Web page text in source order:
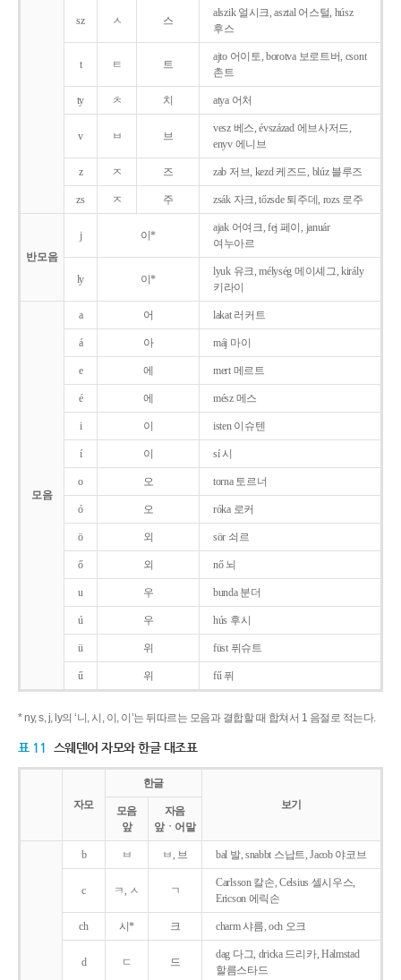
sz ㅅ 스
alszik 얼시크, asztal 어스털, húsz
후스
t ㅌ 트
ajto 어이토, borotva 보로트버, csont
촌트
ty ㅊ 치 atya 어처
v ㅂ 브
vesz 베스, évszázad 에브사저드,
enyv 에니브
z ㅈ 즈 zab 저브, kezd 케즈드, blúz 블루즈
zs ㅈ 주 zsák 자크, tőzsde 퇴주데, rozs 로주
반모음
j 이*
ajak 어여크, fej 페이, január
여누아르
ly 이*
lyuk 유크, mélység 메이셰그, király
키라이
모음
a 어 lakat 러커트
á 아 máj 마이
e 에 mert 메르트
é 에 mész 메스
i 이 isten 이슈텐
í 이 sí 시
o 오 torna 토르너
ó 오 róka 로커
ö 외 sör 쇠르
ő 외 nő 뇌
u 우 bunda 분더
ú 우 hús 후시
ü 위 füst 퓌슈트
ű 위 fű 퓌
* ny, s, j, ly의 ‘니, 시, 이, 이’는 뒤따르는 모음과 결합할 때 합쳐서 1 음절로 적는다.
표 11 스웨덴어 자모와 한글 대조표
자모
한글
보기
모음
앞
자음
앞ㆍ어말
b ㅂ ㅂ, 브 bal 발, snabbt 스납트, Jacob 야코브
c ㅋ, ㅅ ㄱ
Carlsson 칼손, Celsius 셀시우스,
Ericson 에릭손
ch 시* 크 charm 샤름, och 오크
d ㄷ 드
dag 다그, dricka 드리카, Halmstad
할름스타드